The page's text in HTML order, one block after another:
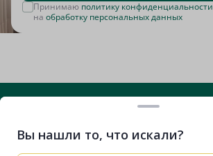
Принимаю политику конфиденциальности
на обработку персональных данных
+7 (812) 635-29-71
ВконтактеTelegramRuTubeVK ВидеоДзен
Вы нашли то, что искали?